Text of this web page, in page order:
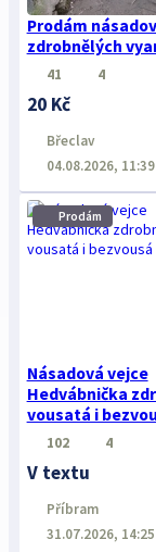
Prodám
zdrobnělých
41 4
20 Kč
Břeclav
04.08.2026, 11:39
Prodám
Násadová vejce
Hedvábnička
vousatá i
102 4
V textu
Příbram
31.07.2026, 14:25